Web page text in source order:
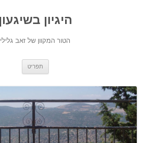
היגיון בשיגעון
הטור המקוון של זאב גלילי
תפריט